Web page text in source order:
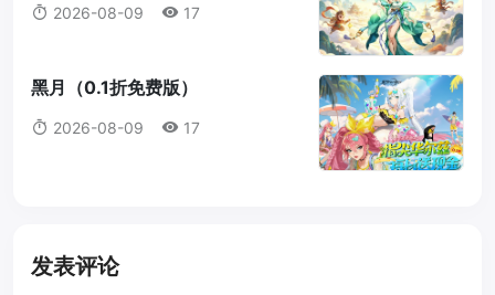
2026-08-09 17
黑月（0.1折免费版）
2026-08-09 17
发表评论